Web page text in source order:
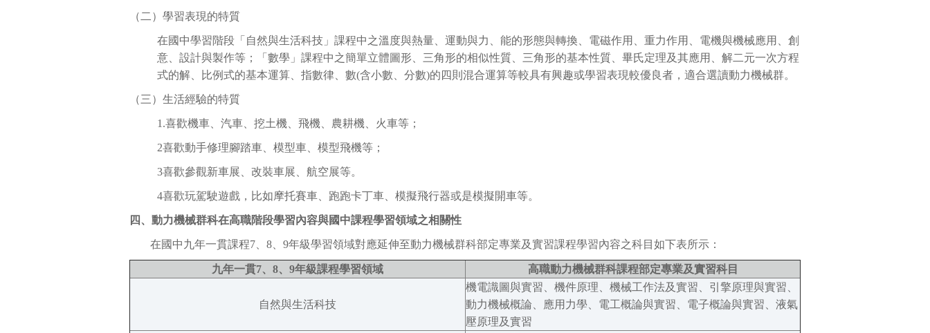
（二）學習表現的特質
在國中學習階段「自然與生活科技」課程中之溫度與熱量、運動與力、能的形態與轉換、電磁作用、重力作用、電機與機械應用、創
意、設計與製作等；「數學」課程中之簡單立體圖形、三角形的相似性質、三角形的基本性質、畢氏定理及其應用、解二元一次方程
式的解、比例式的基本運算、指數律、數(含小數、分數)的四則混合運算等較具有興趣或學習表現較優良者，適合選讀動力機械群。
（三）生活經驗的特質
1.喜歡機車、汽車、挖土機、飛機、農耕機、火車等；
2喜歡動手修理腳踏車、模型車、模型飛機等；
3喜歡參觀新車展、改裝車展、航空展等。
4喜歡玩駕駛遊戲，比如摩托賽車、跑跑卡丁車、模擬飛行器或是模擬開車等。
四、動力機械群科在高職階段學習內容與國中課程學習領域之相關性
在國中九年一貫課程7、8、9年級學習領域對應延伸至動力機械群科部定專業及實習課程學習內容之科目如下表所示：
九年一貫7、8、9年級課程學習領域 高職動力機械群科課程部定專業及實習科目
自然與生活科技
機電識圖與實習、機件原理、機械工作法及實習、引擎原理與實習、
動力機械概論、應用力學、電工概論與實習、電子概論與實習、液氣
壓原理及實習